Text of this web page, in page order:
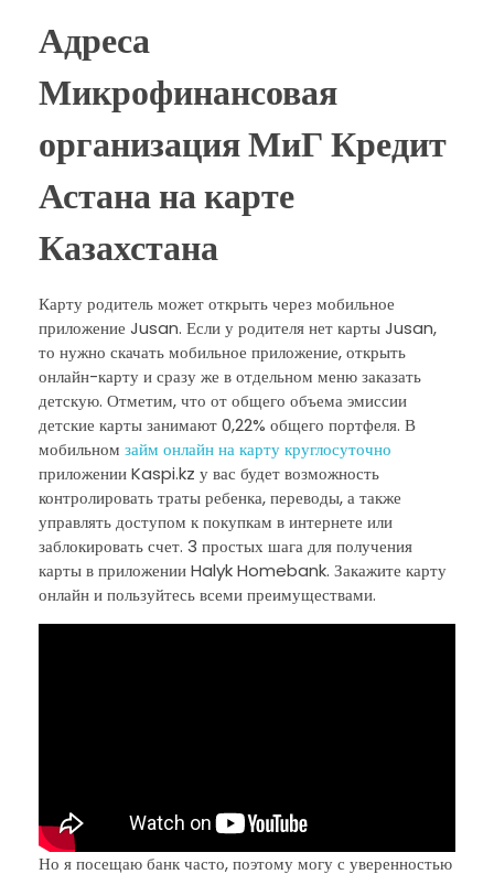
Адреса
Микрофинансовая
организация МиГ Кредит
Астана на карте
Казахстана
Карту родитель может открыть через мобильное
приложение Jusan. Если у родителя нет карты Jusan,
то нужно скачать мобильное приложение, открыть
онлайн-карту и сразу же в отдельном меню заказать
детскую. Отметим, что от общего объема эмиссии
детские карты занимают 0,22% общего портфеля. В
мобильном займ онлайн на карту круглосуточно
приложении Kaspi.kz у вас будет возможность
контролировать траты ребенка, переводы, а также
управлять доступом к покупкам в интернете или
заблокировать счет. 3 простых шага для получения
карты в приложении Halyk Homebank. Закажите карту
онлайн и пользуйтесь всеми преимуществами.
Но я посещаю банк часто, поэтому могу с уверенностью